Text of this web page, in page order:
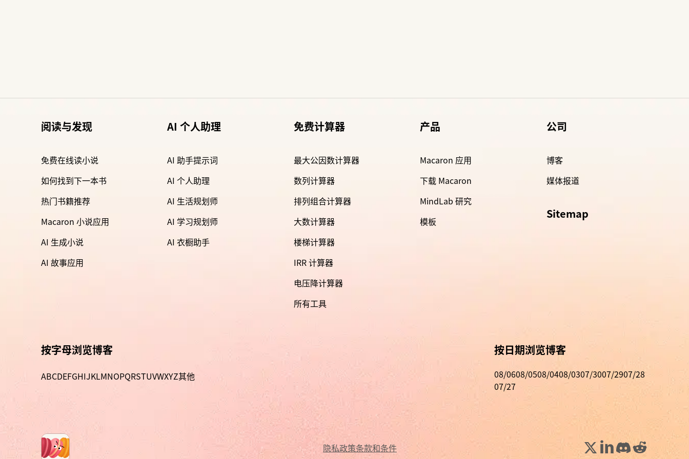
阅读与发现
免费在线读小说
如何找到下一本书
热门书籍推荐
Macaron 小说应用
AI 生成小说
AI 故事应用
AI 个人助理
AI 助手提示词
AI 个人助理
AI 生活规划师
AI 学习规划师
AI 衣橱助手
免费计算器
最大公因数计算器
数列计算器
排列组合计算器
大数计算器
楼梯计算器
IRR 计算器
电压降计算器
所有工具
产品
Macaron 应用
下载 Macaron
MindLab 研究
模板
公司
博客
媒体报道
Sitemap
按字母浏览博客
ABCDEFGHIJKLMNOPQRSTUVWXYZ其他
按日期浏览博客
08/0608/0508/0408/0307/3007/2907/28
07/27
隐私政策条款和条件